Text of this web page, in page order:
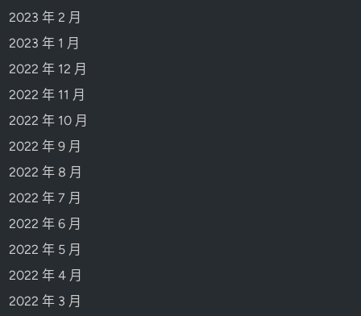
2023 年 2 月
2023 年 1 月
2022 年 12 月
2022 年 11 月
2022 年 10 月
2022 年 9 月
2022 年 8 月
2022 年 7 月
2022 年 6 月
2022 年 5 月
2022 年 4 月
2022 年 3 月